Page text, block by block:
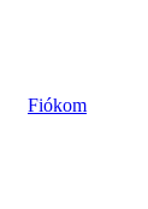
Fiókom